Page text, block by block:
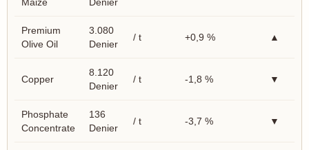
Premium
Olive Oil
3.080
Denier
/ t +0,9 % ▲
Copper
8.120
Denier
/ t -1,8 % ▼
Phosphate
Concentrate
136
Denier
/ t -3,7 % ▼